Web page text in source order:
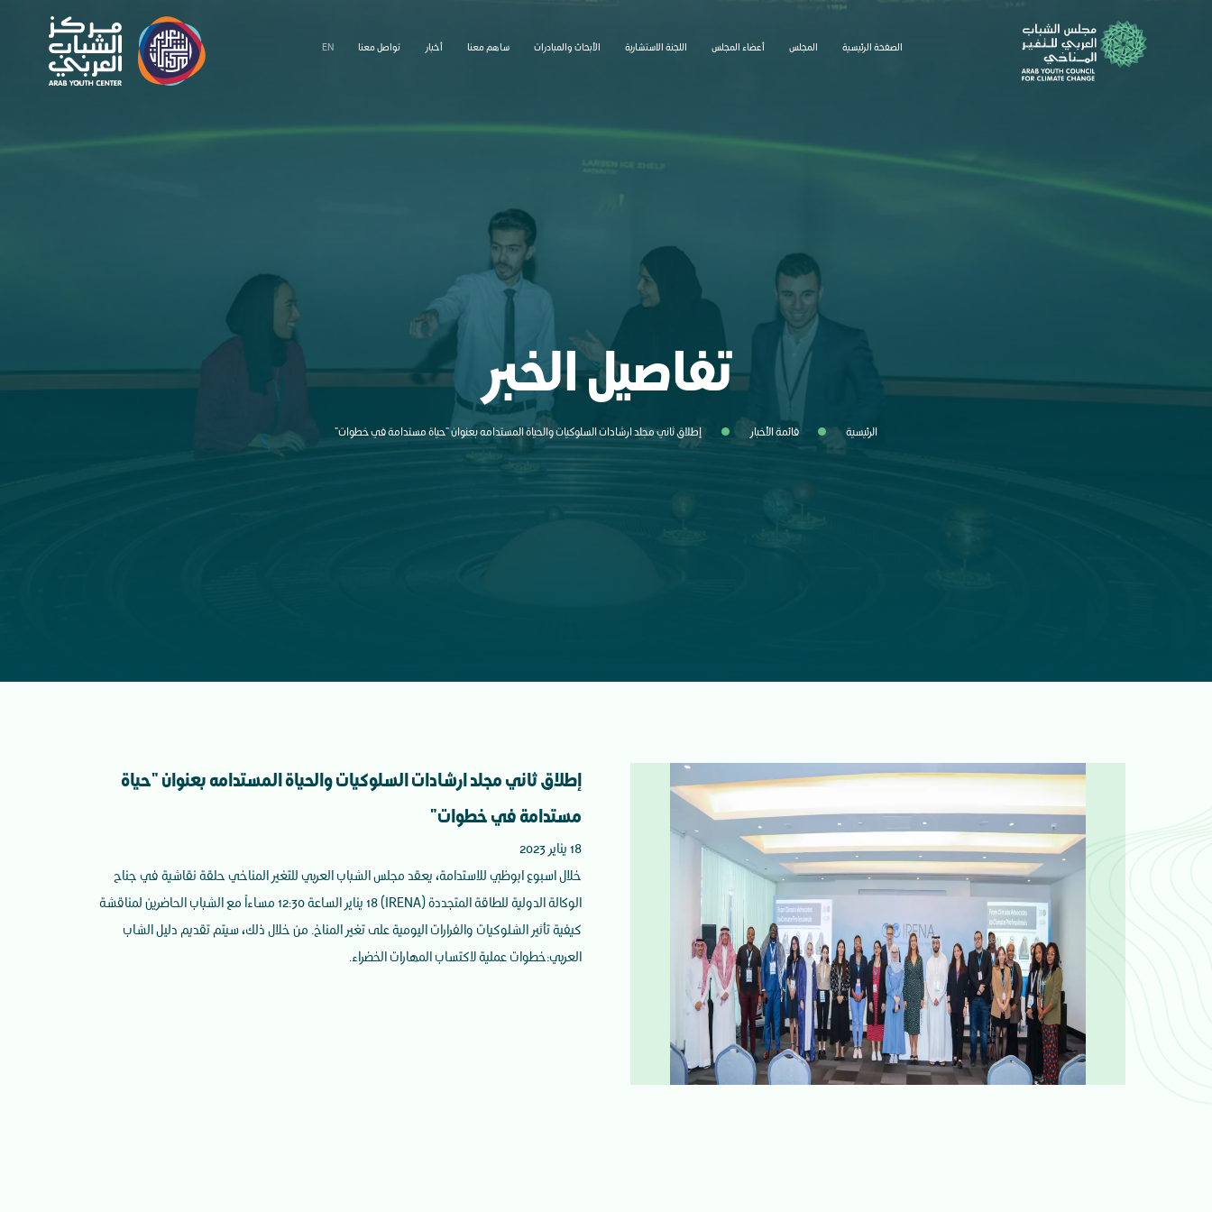
الصفحة الرئيسية المجلس أعضاء المجلس اللجنة الاستشارية الأبحاث والمبادرات ساهم معنا أخبار تواصل معنا EN
تفاصيل الخبر
الرئيسية قائمة الأخبار إطلاق ثاني مجلد ارشادات السلوكيات والحياة المستدامه بعنوان "حياة مستدامة في خطوات"
إطلاق ثاني مجلد ارشادات السلوكيات والحياة المستدامه بعنوان "حياة
مستدامة في خطوات"
18 يناير 2023
خلال اسبوع ابوظبي للاستدامة، يعقد مجلس الشباب العربي للتغير المناخي حلقة نقاشية في جناح
الوكالة الدولية للطاقة المتجددة (IRENA) 18 يناير الساعة 12:30 مساءاً مع الشباب الحاضرين لمناقشة
كيفية تأثير الشلوكيات والفرارات اليومية على تغير المناخ. من خلال ذلك، سيتم تقديم دليل الشاب
العربي:خطوات عملية لاكتساب المهارات الخضراء.